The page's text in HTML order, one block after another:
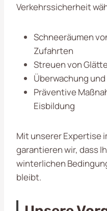
Verkehrssicherheit
Schneeräumen
Zufahrten
Streuen von
Überwachung
Präventive
Eisbildung
Mit unserer Expertise
garantieren wir, dass
winterlichen
bleibt.